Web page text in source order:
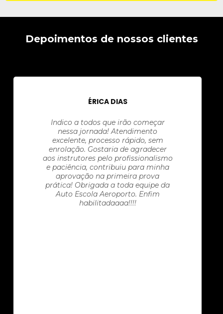
Depoimentos de nossos clientes
ÉRICA DIAS
Indico a todos que irão começar
nessa jornada! Atendimento
excelente, processo rápido, sem
enrolação. Gostaria de agradecer
aos instrutores pelo profissionalismo
e paciência, contribuiu para minha
aprovação na primeira prova
prática! Obrigada a toda equipe da
Auto Escola Aeroporto. Enfim
habilitadaaaa!!!!